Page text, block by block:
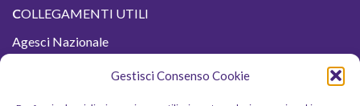
Gestisci Consenso Cookie
COLLEGAMENTI UTILI
Agesci Nazionale